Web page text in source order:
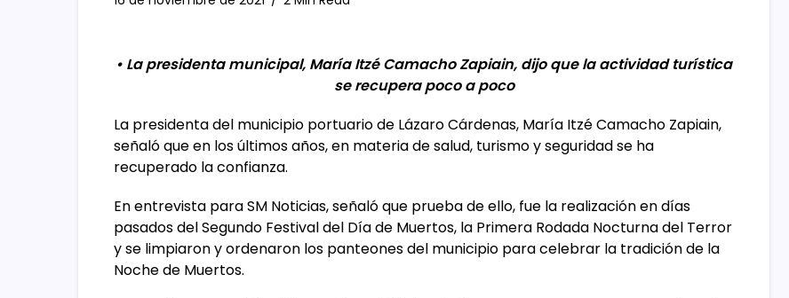
• La presidenta municipal, María Itzé Camacho Zapiain, dijo que la actividad turística
se recupera poco a poco
La presidenta del municipio portuario de Lázaro Cárdenas, María Itzé Camacho Zapiain,
señaló que en los últimos años, en materia de salud, turismo y seguridad se ha
recuperado la confianza.
En entrevista para SM Noticias, señaló que prueba de ello, fue la realización en días
pasados del Segundo Festival del Día de Muertos, la Primera Rodada Nocturna del Terror
y se limpiaron y ordenaron los panteones del municipio para celebrar la tradición de la
Noche de Muertos.